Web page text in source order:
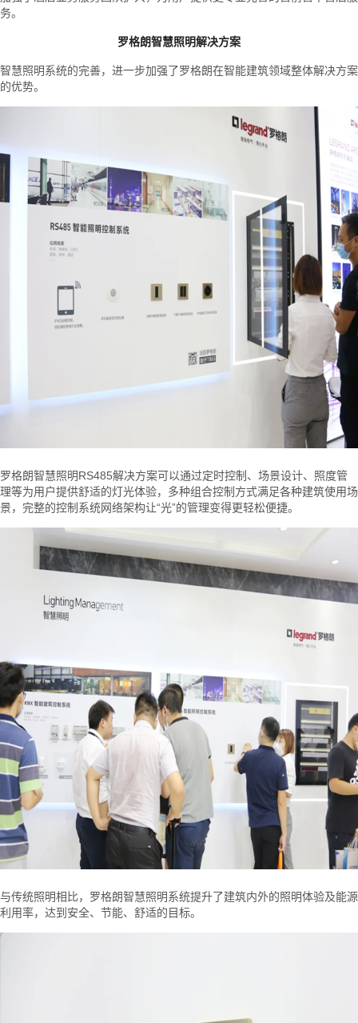
务。
罗格朗智慧照明解决方案
智慧照明系统的完善，进一步加强了罗格朗在智能建筑领域整体解决方案
的优势。
罗格朗智慧照明RS485解决方案可以通过定时控制、场景设计、照度管
理等为用户提供舒适的灯光体验，多种组合控制方式满足各种建筑使用场
景，完整的控制系统网络架构让“光”的管理变得更轻松便捷。
与传统照明相比，罗格朗智慧照明系统提升了建筑内外的照明体验及能源
利用率，达到安全、节能、舒适的目标。